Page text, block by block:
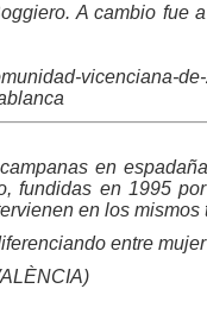
A cambio fue
vicenciana-
en
fundidas en 1995
en los mismos
entre